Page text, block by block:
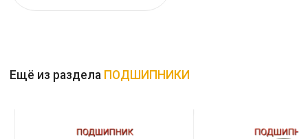
Ещё из раздела ПОДШИПНИКИ